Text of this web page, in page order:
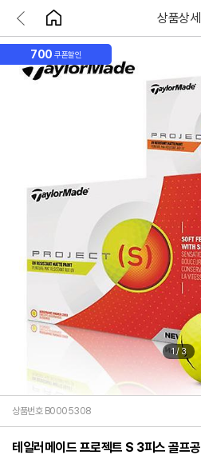
상품상세
700 쿠폰할인
1/ 3
상품번호 B0005308
테일러메이드 프로젝트 S 3피스 골프공